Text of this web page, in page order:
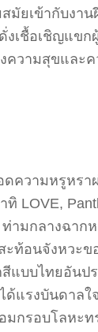
มัยเข้ากับงา
งเชื้อเชิญแขก
ความสุขและ
ความหรูหรา
LOVE,
ท่ามกลางฉาก
ท้อนจังหวะข
แบบไทยอันป
แรงบันดาลใ
มกรอบโลหะ